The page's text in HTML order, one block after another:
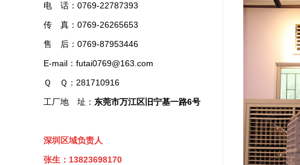
电 话：0769-22787393
传 真：0769-26265653
售 后：0769-87953446
E-mail：futai0769@163.com
Ｑ Ｑ：281710916
工厂地 址： 东莞市万江区旧宁基一路6号
深圳区域负责人
张生：13823698170